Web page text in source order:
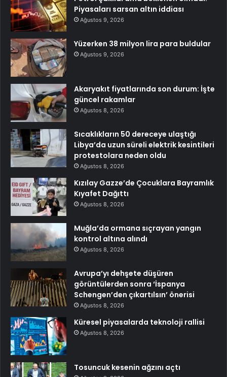
Piyasaları sarsan altın iddiası
Ağustos 9, 2026
Yüzerken 38 milyon lira para buldular
Ağustos 9, 2026
Akaryakıt fiyatlarında son durum: İşte
güncel rakamlar
Ağustos 8, 2026
Sıcaklıkların 50 dereceye ulaştığı
Libya’da uzun süreli elektrik kesintileri
protestolara neden oldu
Ağustos 8, 2026
Kızılay Gazze’de Çocuklara Bayramlık
Kıyafet Dağıttı
Ağustos 8, 2026
Muğla’da ormana sıçrayan yangın
kontrol altına alındı
Ağustos 8, 2026
Avrupa’yı dehşete düşüren
görüntülerden sonra ‘İspanya
Schengen’den çıkartılsın’ önerisi
Ağustos 8, 2026
Küresel piyasalarda teknoloji rallisi
Ağustos 8, 2026
Tosuncuk kesenin ağzını açtı